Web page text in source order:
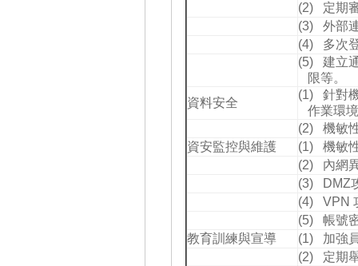
(2) 定期
(3) 外部
(4) 多次
(5) 建立
限等。
資料安全
(1) 針對
作業環
(2) 機敏
資安監控與維護
(1) 機敏
(2) 內網
(3) DMZ
(4) VPN
(5) 帳號
教育訓練與宣導
(1) 加強
(2) 定期